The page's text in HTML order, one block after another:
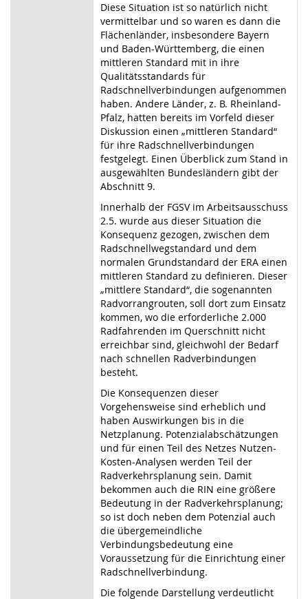
Diese Situation ist so natürlich nicht
vermittelbar und so waren es dann die
Flächenländer, insbesondere Bayern
und Baden-Württemberg, die einen
mittleren Standard mit in ihre
Qualitätsstandards für
Radschnellverbindungen aufgenommen
haben. Andere Länder, z. B. Rheinland-
Pfalz, hatten bereits im Vorfeld dieser
Diskussion einen „mittleren Standard“
für ihre Radschnellverbindungen
festgelegt. Einen Überblick zum Stand in
ausgewählten Bundesländern gibt der
Abschnitt 9.
Innerhalb der FGSV im Arbeitsausschuss
2.5. wurde aus dieser Situation die
Konsequenz gezogen, zwischen dem
Radschnellwegstandard und dem
normalen Grundstandard der ERA einen
mittleren Standard zu definieren. Dieser
„mittlere Standard“, die sogenannten
Radvorrangrouten, soll dort zum Einsatz
kommen, wo die erforderliche 2.000
Radfahrenden im Querschnitt nicht
erreichbar sind, gleichwohl der Bedarf
nach schnellen Radverbindungen
besteht.
Die Konsequenzen dieser
Vorgehensweise sind erheblich und
haben Auswirkungen bis in die
Netzplanung. Potenzialabschätzungen
und für einen Teil des Netzes Nutzen-
Kosten-Analysen werden Teil der
Radverkehrsplanung sein. Damit
bekommen auch die RIN eine größere
Bedeutung in der Radverkehrsplanung;
so ist doch neben dem Potenzial auch
die übergemeindliche
Verbindungsbedeutung eine
Voraussetzung für die Einrichtung einer
Radschnellverbindung.
Die folgende Darstellung verdeutlicht